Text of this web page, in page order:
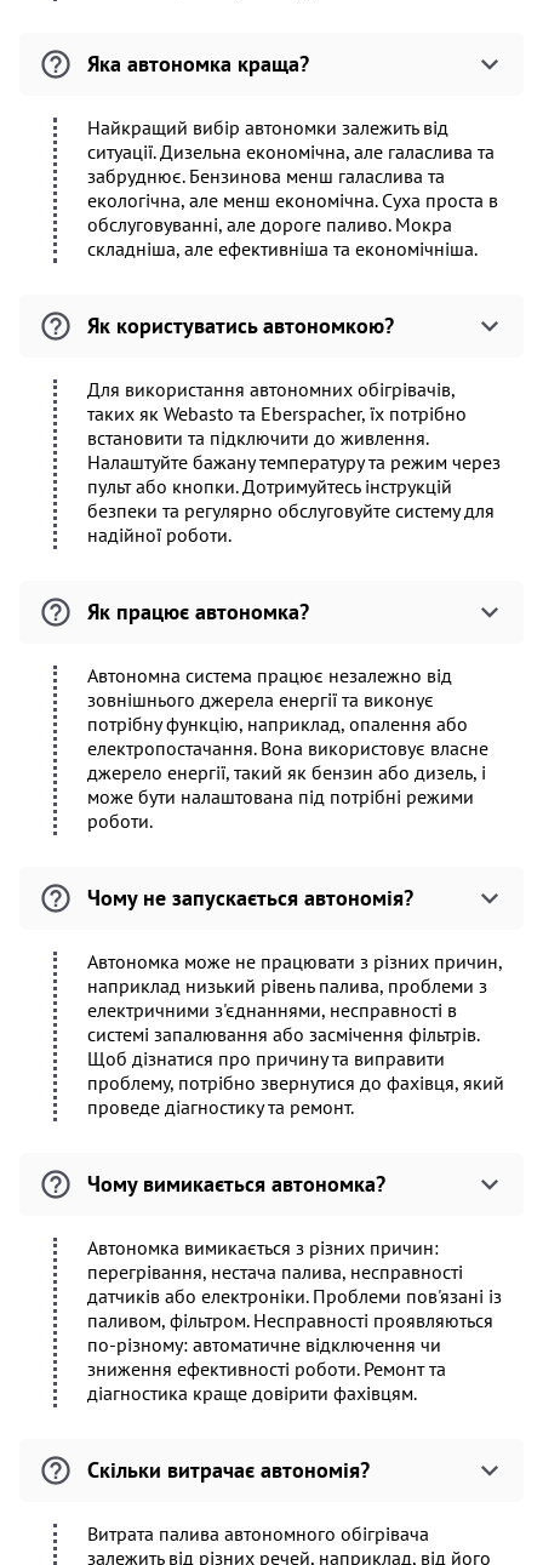
Яка автономка краща?
Найкращий вибір автономки залежить від
ситуації. Дизельна економічна, але галаслива та
забруднює. Бензинова менш галаслива та
екологічна, але менш економічна. Суха проста в
обслуговуванні, але дороге паливо. Мокра
складніша, але ефективніша та економічніша.
Як користуватись автономкою?
Для використання автономних обігрівачів,
таких як Webasto та Eberspacher, їх потрібно
встановити та підключити до живлення.
Налаштуйте бажану температуру та режим через
пульт або кнопки. Дотримуйтесь інструкцій
безпеки та регулярно обслуговуйте систему для
надійної роботи.
Як працює автономка?
Автономна система працює незалежно від
зовнішнього джерела енергії та виконує
потрібну функцію, наприклад, опалення або
електропостачання. Вона використовує власне
джерело енергії, такий як бензин або дизель, і
може бути налаштована під потрібні режими
роботи.
Чому не запускається автономія?
Автономка може не працювати з різних причин,
наприклад низький рівень палива, проблеми з
електричними з'єднаннями, несправності в
системі запалювання або засмічення фільтрів.
Щоб дізнатися про причину та виправити
проблему, потрібно звернутися до фахівця, який
проведе діагностику та ремонт.
Чому вимикається автономка?
Автономка вимикається з різних причин:
перегрівання, нестача палива, несправності
датчиків або електроніки. Проблеми пов'язані із
паливом, фільтром. Несправності проявляються
по-різному: автоматичне відключення чи
зниження ефективності роботи. Ремонт та
діагностика краще довірити фахівцям.
Скільки витрачає автономія?
Витрата палива автономного обігрівача
залежить від різних речей, наприклад, від його